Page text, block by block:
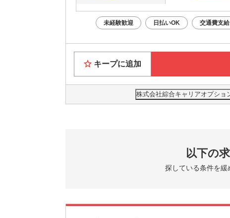
未経験歓迎 日払いOK 交通費支給
キープに追加
株式会社綜合キャリアオプショ
以下の
探している条件を